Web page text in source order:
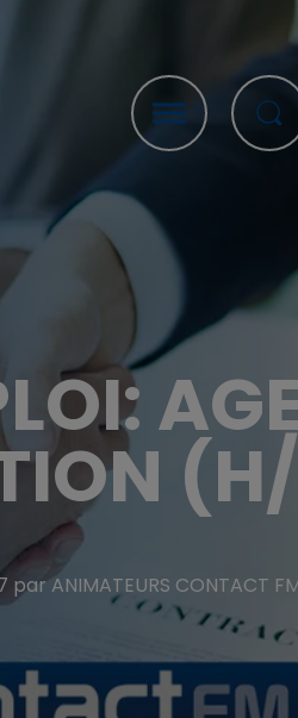
par ANIMATEURS CONTACT